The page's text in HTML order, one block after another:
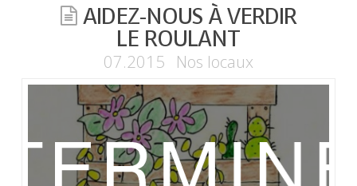
AIDEZ-NOUS À VERDIR
LE ROULANT
07.2015 Nos locaux